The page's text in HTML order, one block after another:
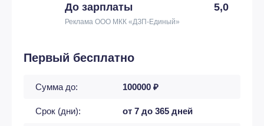
До зарплаты 5,0
Реклама ООО МКК «ДЗП-Единый»
Первый бесплатно
Сумма до: 100000 ₽
Срок (дни): от 7 до 365 дней